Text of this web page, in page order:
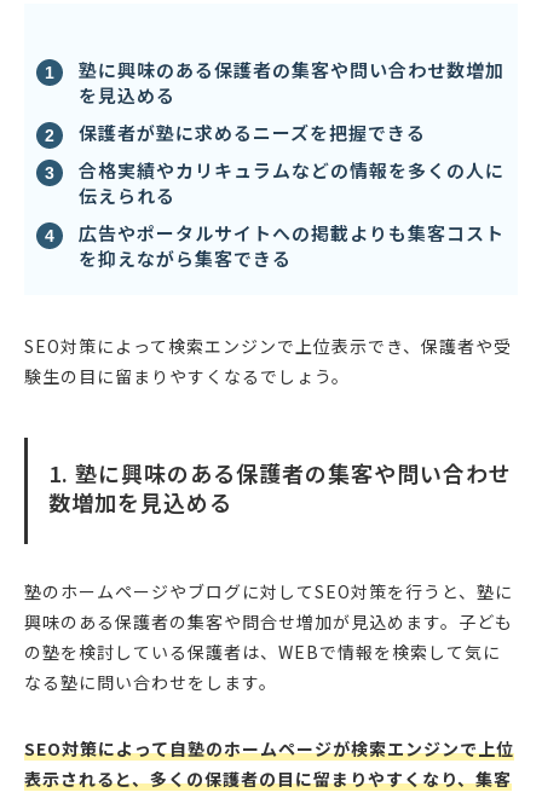
塾に興味のある保護者の集客や問い合わせ数増加
を見込める
保護者が塾に求めるニーズを把握できる
合格実績やカリキュラムなどの情報を多くの人に
伝えられる
広告やポータルサイトへの掲載よりも集客コスト
を抑えながら集客できる
SEO対策によって検索エンジンで上位表示でき、保護者や受
験生の目に留まりやすくなるでしょう。
1. 塾に興味のある保護者の集客や問い合わせ
数増加を見込める
塾のホームページやブログに対してSEO対策を行うと、塾に
興味のある保護者の集客や問合せ増加が見込めます。子ども
の塾を検討している保護者は、WEBで情報を検索して気に
なる塾に問い合わせをします。
SEO対策によって自塾のホームページが検索エンジンで上位
表示されると、多くの保護者の目に留まりやすくなり、集客